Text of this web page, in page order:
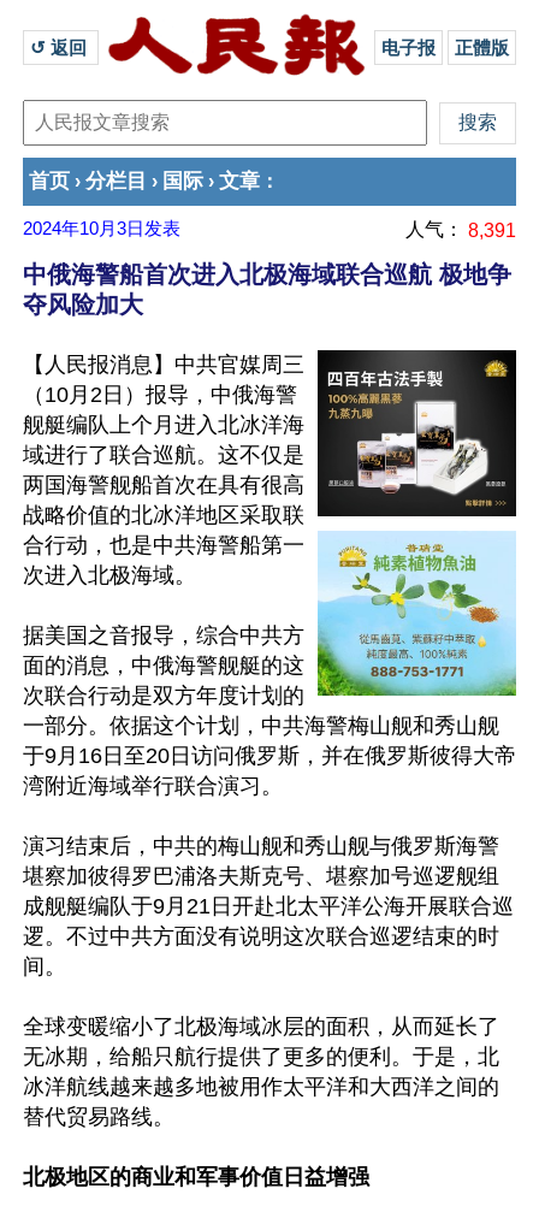
↺ 返回 电子报 正體版
首页 › 分栏目 › 国际 › 文章 ：
2024年10月3日 发表 人气： 8,391
中俄海警船首次进入北极海域联合巡航 极地争
夺风险加大
【人民报消息】中共官媒周三
（10月2日）报导，中俄海警
舰艇编队上个月进入北冰洋海
域进行了联合巡航。这不仅是
两国海警舰船首次在具有很高
战略价值的北冰洋地区采取联
合行动，也是中共海警船第一
次进入北极海域。
据美国之音报导，综合中共方
面的消息，中俄海警舰艇的这
次联合行动是双方年度计划的
一部分。依据这个计划，中共海警梅山舰和秀山舰
于9月16日至20日访问俄罗斯，并在俄罗斯彼得大帝
湾附近海域举行联合演习。
演习结束后，中共的梅山舰和秀山舰与俄罗斯海警
堪察加彼得罗巴浦洛夫斯克号、堪察加号巡逻舰组
成舰艇编队于9月21日开赴北太平洋公海开展联合巡
逻。不过中共方面没有说明这次联合巡逻结束的时
间。
全球变暖缩小了北极海域冰层的面积，从而延长了
无冰期，给船只航行提供了更多的便利。于是，北
冰洋航线越来越多地被用作太平洋和大西洋之间的
替代贸易路线。
北极地区的商业和军事价值日益增强